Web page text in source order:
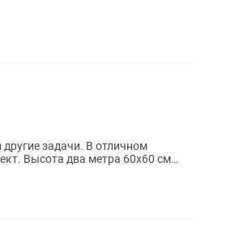
задачи. В отличном
Высота два метра 60х60 см